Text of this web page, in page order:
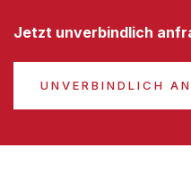
Jetzt unverbindlich
UNVERBINDLICH